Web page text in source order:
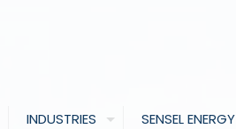
INDUSTRIES SENSEL ENERGY